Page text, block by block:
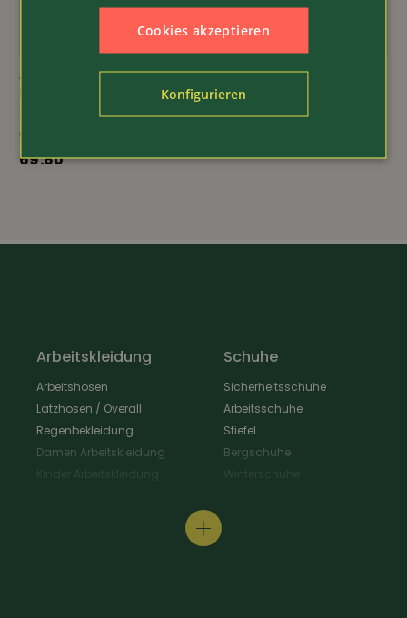
Art.-Nr. 276533
Köper Arbeitshose 300
g/m2
69.80
Art.-Nr. 356233
DASSY
Sweatshirt Aratu Logix
Arbeitskleidung
Arbeitshosen
Latzhosen / Overall
Regenbekleidung
Damen Arbeitskleidung
Kinder Arbeitskleidung
Schuhe
Sicherheitsschuhe
Arbeitsschuhe
Stiefel
Bergschuhe
Winterschuhe
Cookies akzeptieren
Konfigurieren